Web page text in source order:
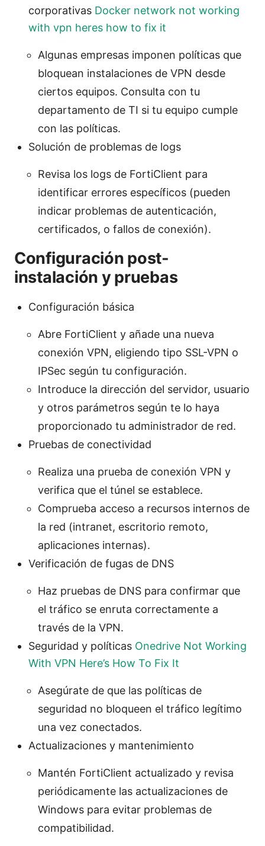
corporativas Docker network not working
with vpn heres how to fix it
Algunas empresas imponen políticas que
bloquean instalaciones de VPN desde
ciertos equipos. Consulta con tu
departamento de TI si tu equipo cumple
con las políticas.
Solución de problemas de logs
Revisa los logs de FortiClient para
identificar errores específicos (pueden
indicar problemas de autenticación,
certificados, o fallos de conexión).
Configuración post-
instalación y pruebas
Configuración básica
Abre FortiClient y añade una nueva
conexión VPN, eligiendo tipo SSL-VPN o
IPSec según tu configuración.
Introduce la dirección del servidor, usuario
y otros parámetros según te lo haya
proporcionado tu administrador de red.
Pruebas de conectividad
Realiza una prueba de conexión VPN y
verifica que el túnel se establece.
Comprueba acceso a recursos internos de
la red (intranet, escritorio remoto,
aplicaciones internas).
Verificación de fugas de DNS
Haz pruebas de DNS para confirmar que
el tráfico se enruta correctamente a
través de la VPN.
Seguridad y políticas Onedrive Not Working
With VPN Here’s How To Fix It
Asegúrate de que las políticas de
seguridad no bloqueen el tráfico legítimo
una vez conectados.
Actualizaciones y mantenimiento
Mantén FortiClient actualizado y revisa
periódicamente las actualizaciones de
Windows para evitar problemas de
compatibilidad.